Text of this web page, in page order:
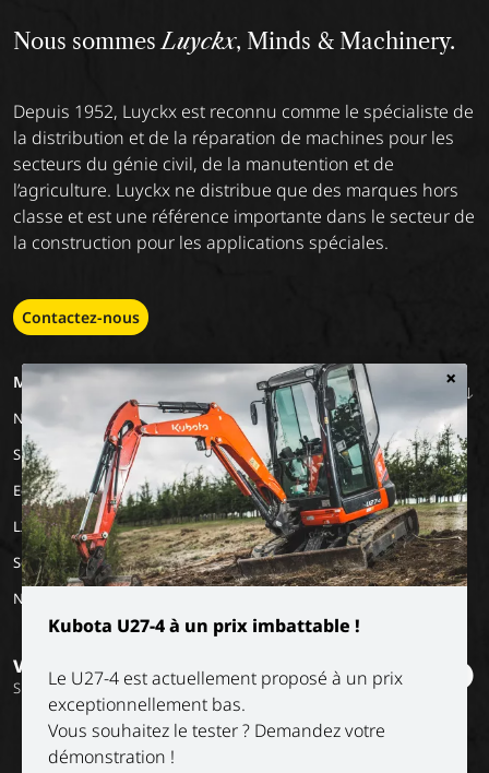
×
Kubota U27-4 à un prix imbattable !
Le U27-4 est actuellement proposé à un prix
exceptionnellement bas.
Vous souhaitez le tester ? Demandez votre
démonstration !
Nous sommesLuyckx, Minds & Machinery.
Depuis 1952, Luyckx est reconnu comme le spécialiste de
la distribution et de la réparation de machines pour les
secteurs du génie civil, de la manutention et de
l’agriculture. Luyckx ne distribue que des marques hors
classe et est une référence importante dans le secteur de
la construction pour les applications spéciales.
Contactez-nous
MACHINERY
Nos marques
Special Applications
Eco Applications
LX Used Equipment
Sociétés de location
New old stock
EMPLOIS
Travailler chez Luyckx
Stage/emploi de
vacances
A PROPOS DE
NOUS
Notre vision
Notre mission
L'histoire
Vous voulez rester informé ?
Suivez nos réseaux sociaux